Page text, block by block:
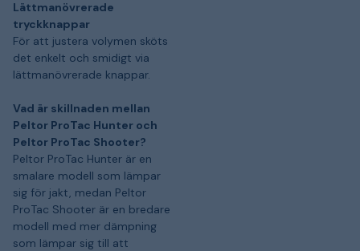
Lättmanövrerade
tryckknappar
För att justera volymen sköts
det enkelt och smidigt via
lättmanövrerade knappar.
Vad är skillnaden mellan
Peltor ProTac Hunter och
Peltor ProTac Shooter?
Peltor ProTac Hunter är en
smalare modell som lämpar
sig för jakt, medan Peltor
ProTac Shooter är en bredare
modell med mer dämpning
som lämpar sig till att